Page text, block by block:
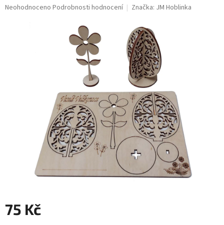
Průměrné
Neohodnoceno Podrobnosti hodnocení Značka: JM Hoblinka
75 Kč